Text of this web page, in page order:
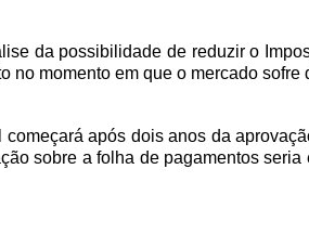
da possibilidade de reduzir o
no momento em que o mercado sofre
após dois anos da
sobre a folha de pagamentos